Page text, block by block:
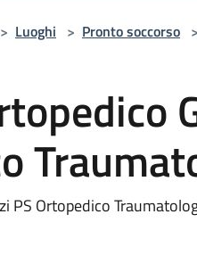
> Luoghi > Pronto soccorso >
PS Ortopedico